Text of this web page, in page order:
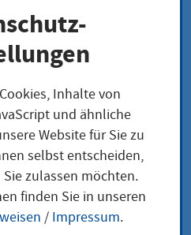
Hofheim-
Inhalte von
und ähnliche
Website für Sie zu
selbst entscheiden,
zulassen möchten.
finden Sie in unseren
/ Impressum.